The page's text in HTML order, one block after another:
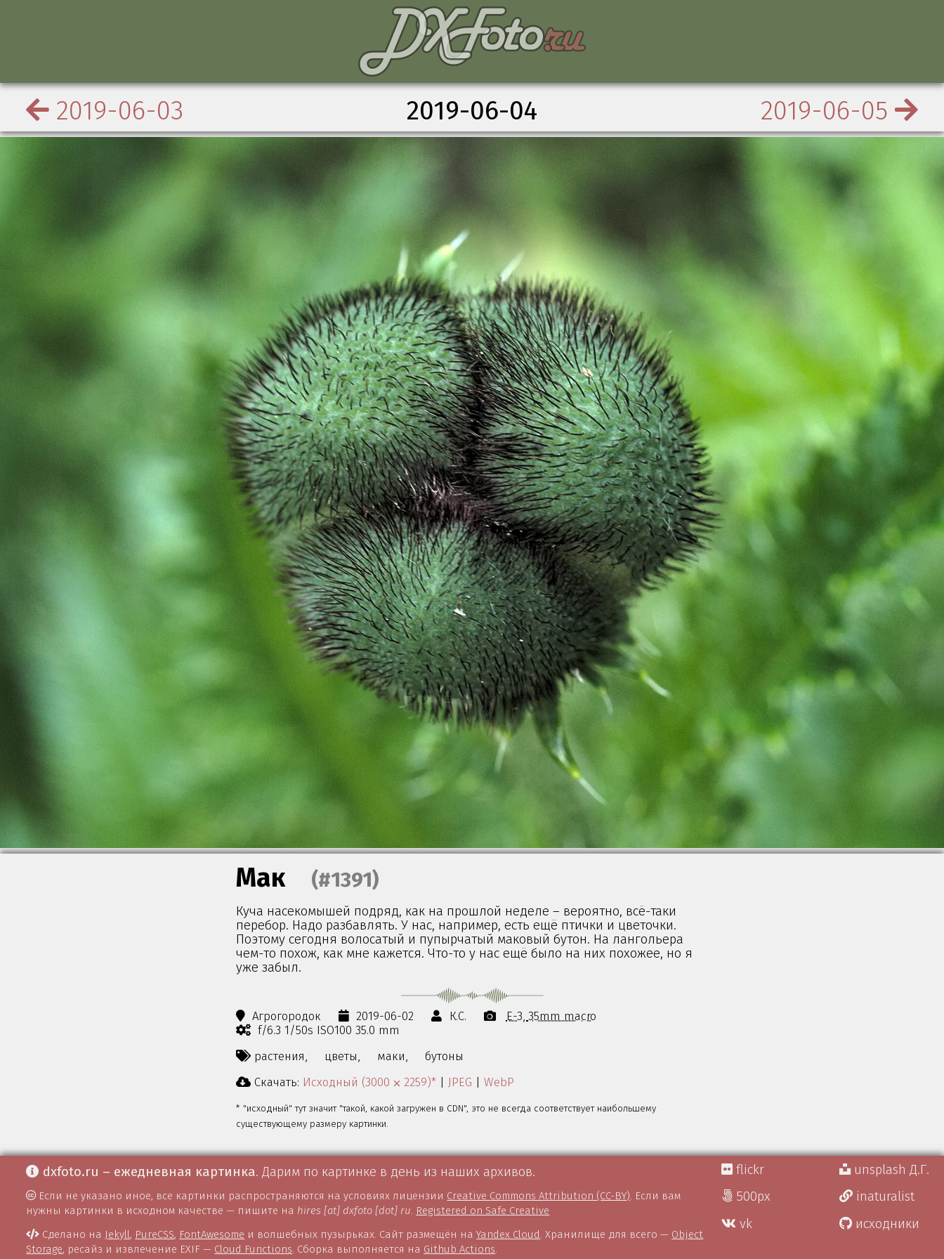
2019-06-03 2019-06-04 2019-06-05
Мак (#1391)
Куча насекомышей подряд, как на прошлой неделе – вероятно, всё-таки
перебор. Надо разбавлять. У нас, например, есть ещё птички и цветочки.
Поэтому сегодня волосатый и пупырчатый маковый бутон. На лангольера
чем-то похож, как мне кажется. Что-то у нас ещё было на них похожее, но я
уже забыл.
Агрогородок 2019-06-02 К.С. E-3 35mm macro
f/6.3 1/50s ISO100 35.0 mm
растения,
цветы, маки,
бутоны
Скачать: Исходный (3000 ⨉ 2259)* | JPEG | WebP
* "исходный" тут значит "такой, какой загружен в CDN", это не всегда соответствует наибольшему
существующему размеру картинки.
dxfoto.ru – ежедневная картинка. Дарим по картинке в день из наших архивов.
Если не указано иное, все картинки распространяются на условиях лицензии Creative Commons Attribution (CC-BY). Если вам
нужны картинки в исходном качестве — пишите на hires [at] dxfoto [dot] ru. Registered on Safe Creative
Сделано на Jekyll, PureCSS, FontAwesome и волшебных пузырьках. Сайт размещён наYandex Cloud . Хранилище для всего — Object
Storage, ресайз и извлечение EXIF — Cloud Functions. Сборка выполняется на Github Actions.
flickr
500px
vk
unsplash Д.Г.
inaturalist
исходники